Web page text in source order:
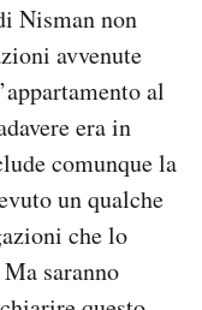
Nisman non
avvenute
al
era in
comunque la
un qualche
che lo
saranno